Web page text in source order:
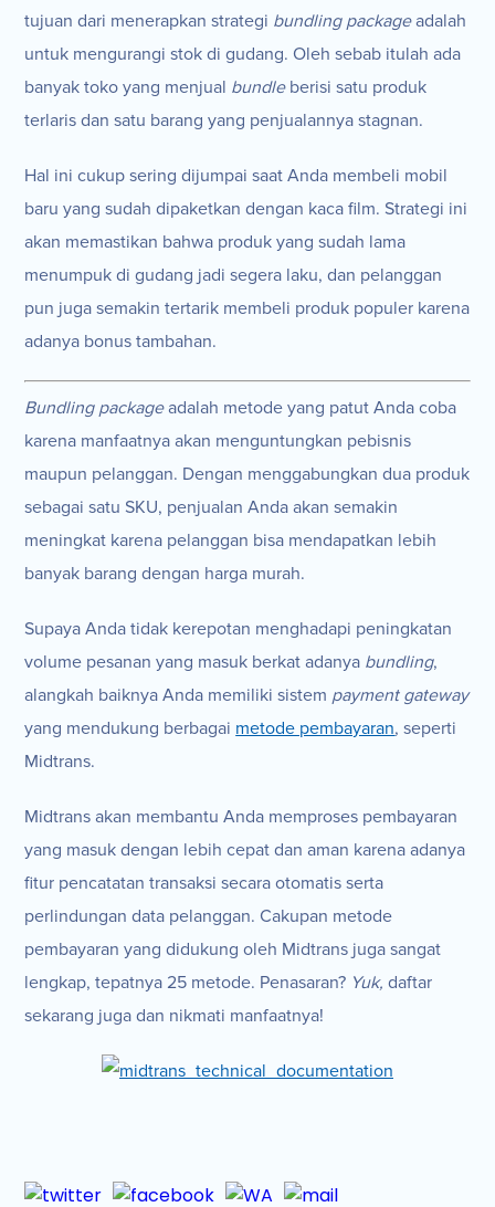
tujuan dari menerapkan strategi bundling packageadalah
untuk mengurangi stok di gudang. Oleh sebab itulah ada
banyak toko yang menjual bundle berisi satu produk
terlaris dan satu barang yang penjualannya stagnan.
Hal ini cukup sering dijumpai saat Anda membeli mobil
baru yang sudah dipaketkan dengan kaca film. Strategi ini
akan memastikan bahwa produk yang sudah lama
menumpuk di gudang jadi segera laku, dan pelanggan
pun juga semakin tertarik membeli produk populer karena
adanya bonus tambahan.
Bundling packageadalah metode yang patut Anda coba
karena manfaatnya akan menguntungkan pebisnis
maupun pelanggan. Dengan menggabungkan dua produk
sebagai satu SKU, penjualan Anda akan semakin
meningkat karena pelanggan bisa mendapatkan lebih
banyak barang dengan harga murah.
Supaya Anda tidak kerepotan menghadapi peningkatan
volume pesanan yang masuk berkat adanya bundling,
alangkah baiknya Anda memiliki sistem payment gateway
yang mendukung berbagai metode pembayaran, seperti
Midtrans.
Midtrans akan membantu Anda memproses pembayaran
yang masuk dengan lebih cepat dan aman karena adanya
fitur pencatatan transaksi secara otomatis serta
perlindungan data pelanggan. Cakupan metode
pembayaran yang didukung oleh Midtrans juga sangat
lengkap, tepatnya 25 metode. Penasaran? Yuk,daftar
sekarang juga dan nikmati manfaatnya!